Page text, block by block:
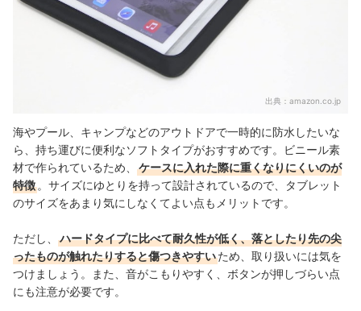
出典： amazon.co.jp
海やプール、キャンプなどのアウトドアで一時的に防水したいな
ら、持ち運びに便利なソフトタイプがおすすめです。ビニール素
材で作られているため、
ケースに入れた際に重くなりにくいのが
特徴 。 サイズにゆとりを持って設計されているので、タブレット
のサイズをあまり気にしなくてよい点もメリットです。
ただし、
ハードタイプに比べて耐久性が低く、落としたり先の尖
ったものが触れたりすると傷つきやすいため、取り扱いには気を
つけましょう。また、音がこもりやすく、ボタンが押しづらい点
にも注意が必要です。